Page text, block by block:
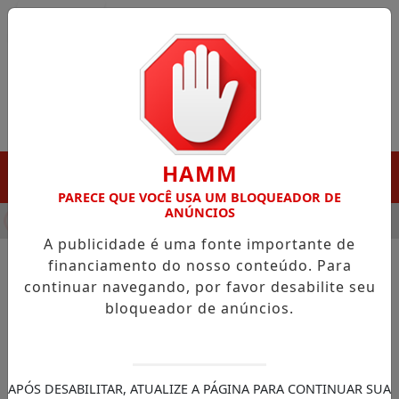
EM PORTO GRANDE COM ATUAÇÃO VOLTADA AO
NOTÍCIAS/GOVERNO DO AMAPÁ
Pavimentação no bairro
final; obra garante mais
HAMM
PARECE QUE VOCÊ USA UM BLOQUEADOR DE
ANÚNCIOS
A publicidade é uma fonte importante de
financiamento do nosso conteúdo. Para
continuar navegando, por favor desabilite seu
bloqueador de anúncios.
APÓS DESABILITAR, ATUALIZE A PÁGINA PARA CONTINUAR SUA